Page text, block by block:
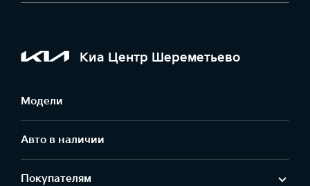
Киа Центр Шереметьево
Модели
Авто в наличии
Покупателям